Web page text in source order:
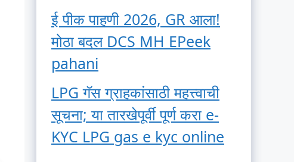
ई पीक पाहणी 2026, GR आला!
मोठा बदल DCS MH EPeek
pahani
LPG गॅस ग्राहकांसाठी महत्त्वाची
सूचना; या तारखेपूर्वी पूर्ण करा e-
KYC LPG gas e kyc online